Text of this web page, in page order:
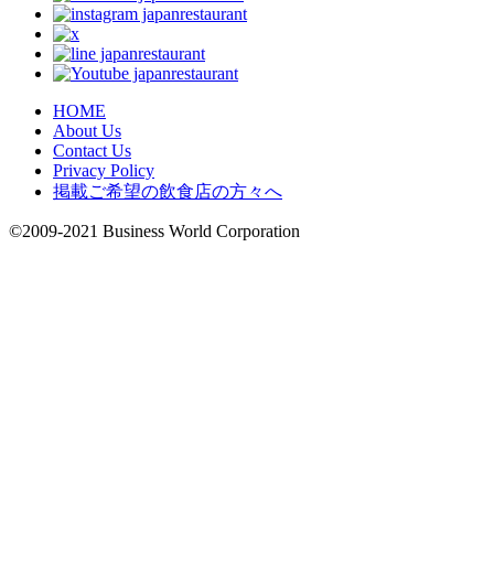
HOME
About Us
Contact Us
Privacy Policy
掲載ご希望の飲食店の方々へ
©2009-2021 Business World Corporation